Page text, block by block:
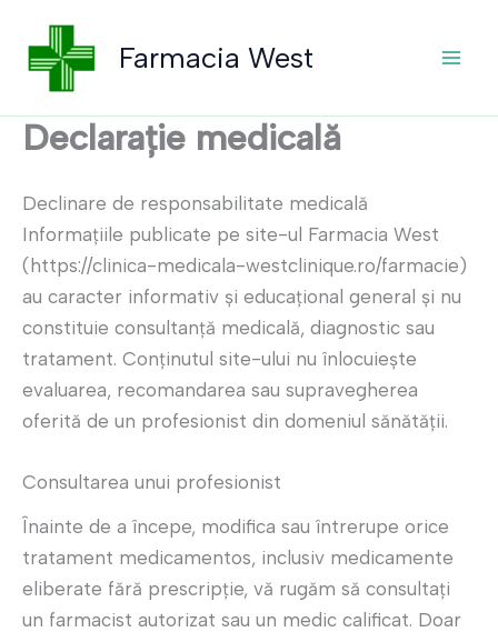
content
Farmacia West
Declarație medicală
Declinare de responsabilitate medicală
Informațiile publicate pe site-ul Farmacia West
(https://clinica-medicala-westclinique.ro/farmacie)
au caracter informativ și educațional general și nu
constituie consultanță medicală, diagnostic sau
tratament. Conținutul site-ului nu înlocuiește
evaluarea, recomandarea sau supravegherea
oferită de un profesionist din domeniul sănătății.
Consultarea unui profesionist
Înainte de a începe, modifica sau întrerupe orice
tratament medicamentos, inclusiv medicamente
eliberate fără prescripție, vă rugăm să consultați
un farmacist autorizat sau un medic calificat. Doar